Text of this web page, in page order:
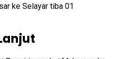
ke Selayar tiba 01